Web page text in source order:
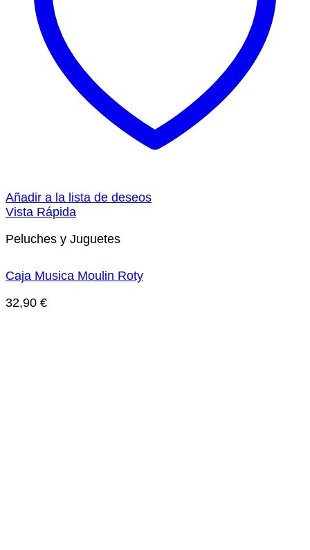
Añadir a la lista de deseos
Vista Rápida
Peluches y Juguetes
Caja Musica Moulin Roty
32,90 €